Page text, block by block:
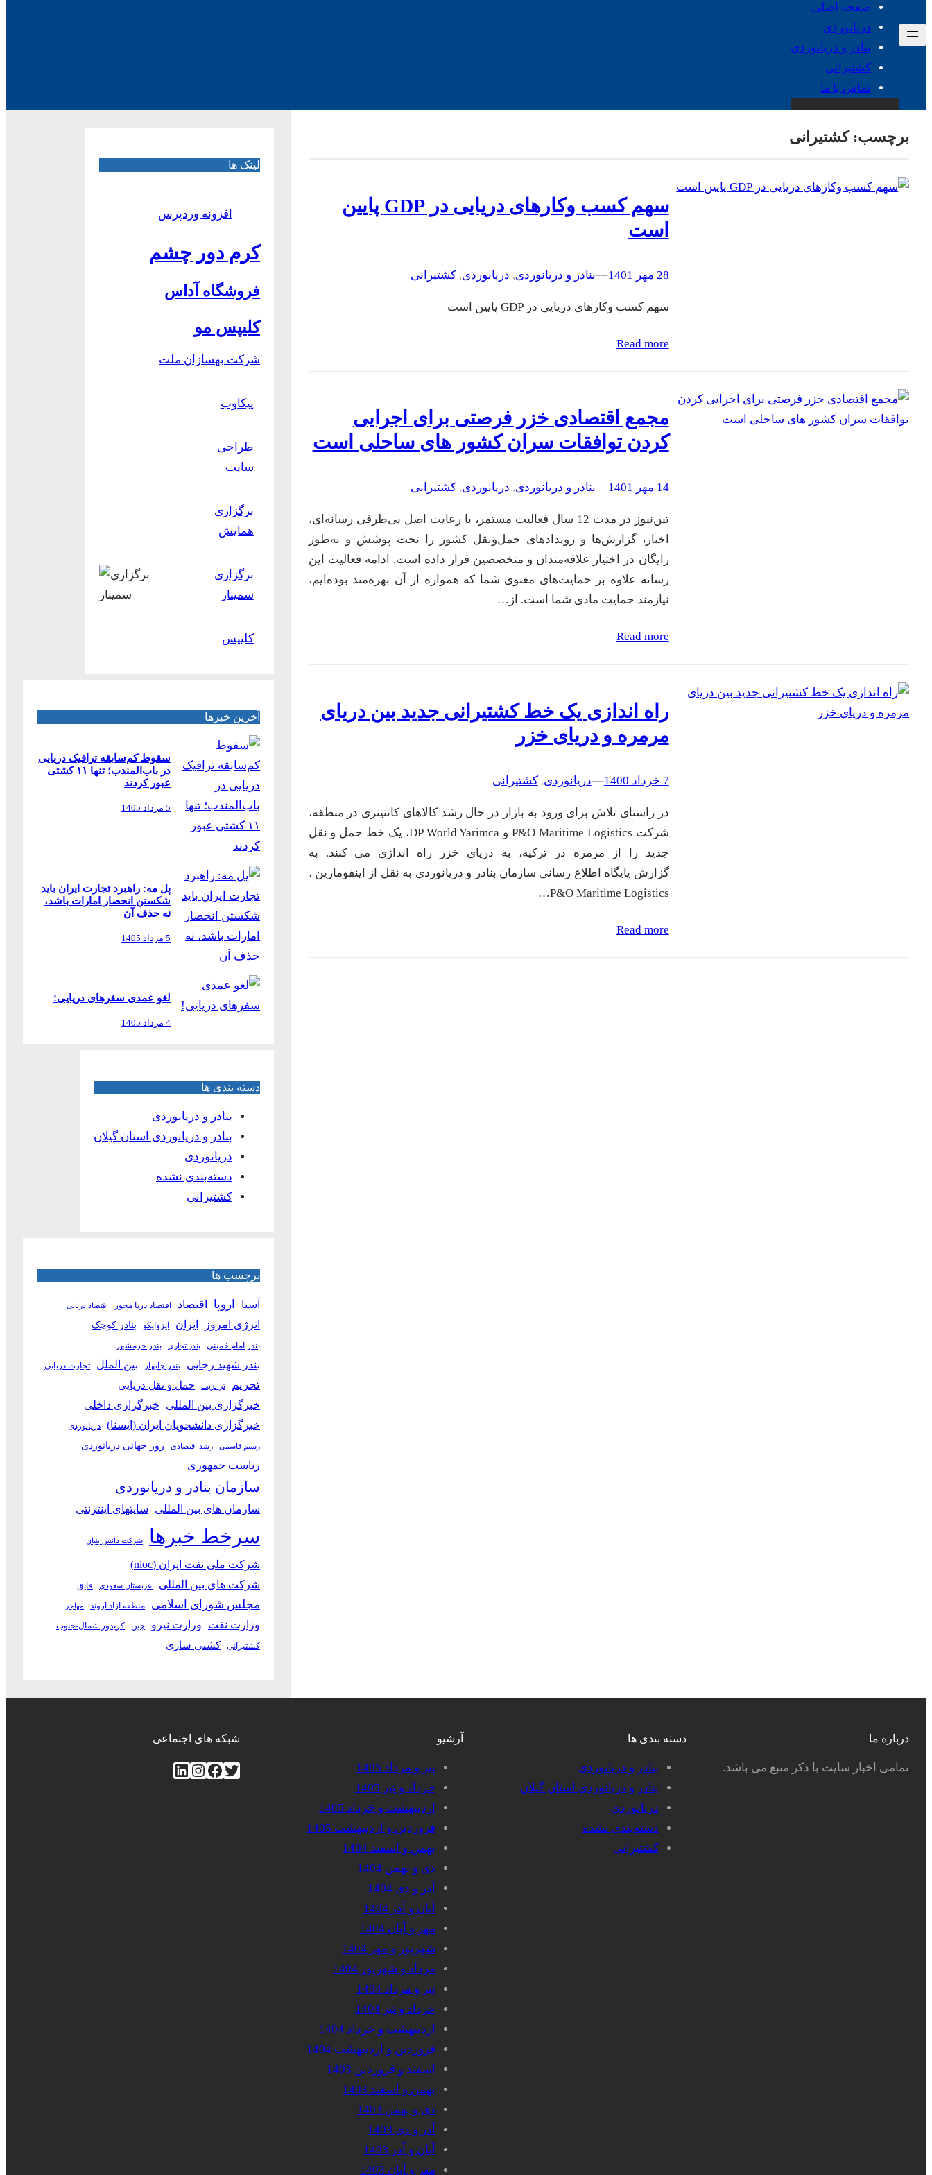
صفحه اصلی
دریانوردی
بنادر و دریانوردی
کشتیرانی
تماس با ما
برچسب:کشتیرانی
سهم کسب وکارهای دریایی در GDP پایین
است
28 مهر 1401 –
–بنادر و دریانوردی, دریانوردی, کشتیرانی
سهم کسب وکارهای دریایی در GDP پایین است
Read more
مجمع اقتصادی خزر فرصتی برای اجرایی
کردن توافقات سران کشور های ساحلی است
14 مهر 1401 –
–بنادر و دریانوردی, دریانوردی, کشتیرانی
تین‌نیوز در مدت 12 سال فعالیت مستمر، با رعایت اصل بی‌طرفی رسانه‌ای،
اخبار، گزارش‌ها و رویدادهای حمل‌ونقل کشور را تحت پوشش و به‌طور
رایگان در اختیار علاقه‌مندان و متخصصین قرار داده است. ادامه فعالیت این
رسانه علاوه بر حمایت‌های معنوی شما که همواره از آن بهره‌مند بوده‌ایم،
نیازمند حمایت مادی شما است. از…
Read more
راه اندازی یک خط کشتیرانی جدید بین دریای
مرمره و دریای خزر
7 خرداد 1400 –
–دریانوردی, کشتیرانی
در راستای تلاش برای ورود به بازار در حال رشد کالاهای کانتینری در منطقه،
شرکت P&O Maritime Logistics و DP World Yarimca، یک خط حمل و نقل
جدید را از مرمره در ترکیه، به دریای خزر راه اندازی می کنند. به
گزارش پایگاه اطلاع رسانی سازمان بنادر و دریانوردی به نقل از اینفومارین ،
P&O Maritime Logistics…
Read more
لینک ها
افزونه وردپرس
کرم دور چشم
فروشگاه آداس
کلیپس مو
شرکت بهسازان ملت
پیکاوب
طراحی
سایت
برگزاری
همایش
برگزاری
سمینار
کلیپس
آخرین خبرها
سقوط کم‌سابقه ترافیک دریایی
در باب‌المندب؛ تنها ۱۱ کشتی
عبور کردند
5 مرداد 1405
پل مه: راهبرد تجارت ایران باید
شکستن انحصار امارات باشد،
نه حذف آن
5 مرداد 1405
لغو عمدی سفرهای دریایی!
4 مرداد 1405
دسته بندی ها
بنادر و دریانوردی
بنادر و دریانوردی استان گیلان
دریانوردی
دسته‌بندی نشده
کشتیرانی
برچسب ها
آسیا اروپا اقتصاد اقتصاد دریا محور اقتصاد دریایی
انرژی امروز ایران ایزوایکو بنادر کوچک
بندر امام خمینی بندر تجاری بندر خرمشهر
بندر شهید رجایی بندر چابهار بین الملل تجارت دریایی
تحریم ترانزیت حمل و نقل دریایی
خبرگزاری بین المللی خبرگزاری داخلی
خبرگزاری دانشجویان ایران (ایسنا)
دریانوردی
رستم قاسمی رشد اقتصادی روز جهانی دریانوردی
ریاست جمهوری
سازمان بنادر و دریانوردی
سازمان های بین المللی سایتهای اینترنتی
سرخط خبرها شرکت دانش بنیان
شرکت ملی نفت ایران (nioc)
شرکت های بین المللی
عربستان سعودی قایق
مجلس شورای اسلامی منطقه آزاد اروند مهاجر
وزارت نفت وزارت نیرو چین کریدور شمال-جنوب
کشتیرانی کشتی سازی
درباره ما
تمامی اخبار سایت با ذکر منبع می باشد.
دسته بندی ها
بنادر و دریانوردی
بنادر و دریانوردی استان گیلان
دریانوردی
دسته‌بندی نشده
کشتیرانی
آرشیو
تیر و مرداد 1405
خرداد و تیر 1405
اردیبهشت و خرداد 1405
فروردین و اردیبهشت 1405
بهمن و اسفند 1404
دی و بهمن 1404
آذر و دی 1404
آبان و آذر 1404
مهر و آبان 1404
شهریور و مهر 1404
مرداد و شهریور 1404
تیر و مرداد 1404
خرداد و تیر 1404
اردیبهشت و خرداد 1404
فروردین و اردیبهشت 1404
اسفند و فروردین 1403
بهمن و اسفند 1403
دی و بهمن 1403
آذر و دی 1403
آبان و آذر 1403
مهر و آبان 1403
شبکه های اجتماعی
توییتر فیس‌بوکاینستاگرم لینکداین